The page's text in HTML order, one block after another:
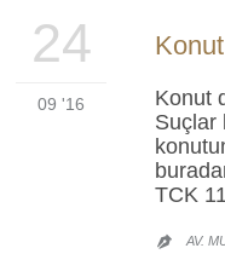
24
09 '16
Konut
Suçlar
TCK
 AV.